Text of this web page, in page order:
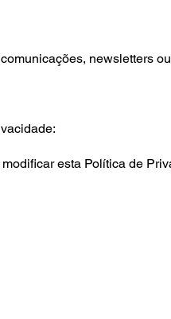
newsletters
esta Política de